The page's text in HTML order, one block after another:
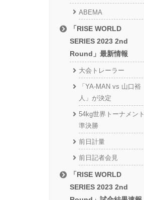
ABEMA
「RISE WORLD
SERIES 2023 2nd
Round」最新情報
大会トレーラー
「YA-MAN vs 山口裕
人」が決定
54kg世界トーナメント
準決勝
前日計量
前日記者会見
「RISE WORLD
SERIES 2023 2nd